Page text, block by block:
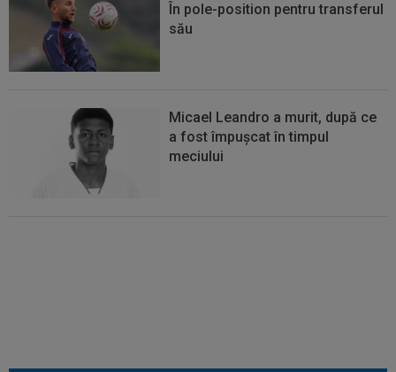
În pole-position pentru transferul
său
Micael Leandro a murit, după ce
a fost împușcat în timpul
meciului